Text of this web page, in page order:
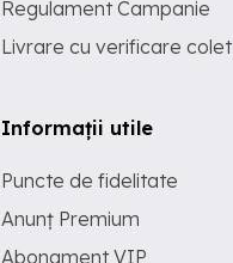
Regulament Campanie
Livrare cu verificare colet
Informații utile
Puncte de fidelitate
Anunț Premium
Abonament VIP